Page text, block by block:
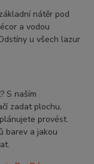
nátěr pod
a vodou
u všech lazur
S naším
zadat plochu,
provést.
barev a jakou